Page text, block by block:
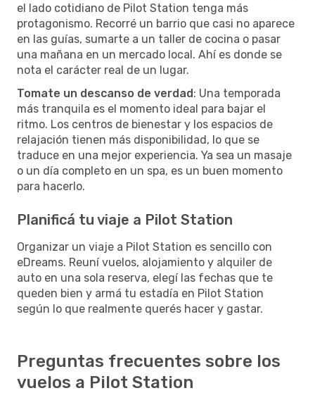
el lado cotidiano de Pilot Station tenga más
protagonismo. Recorré un barrio que casi no aparece
en las guías, sumarte a un taller de cocina o pasar
una mañana en un mercado local. Ahí es donde se
nota el carácter real de un lugar.
Tomate un descanso de verdad: Una temporada
más tranquila es el momento ideal para bajar el
ritmo. Los centros de bienestar y los espacios de
relajación tienen más disponibilidad, lo que se
traduce en una mejor experiencia. Ya sea un masaje
o un día completo en un spa, es un buen momento
para hacerlo.
Planificá tu viaje a Pilot Station
Organizar un viaje a Pilot Station es sencillo con
eDreams. Reuní vuelos, alojamiento y alquiler de
auto en una sola reserva, elegí las fechas que te
queden bien y armá tu estadía en Pilot Station
según lo que realmente querés hacer y gastar.
Preguntas frecuentes sobre los
vuelos a Pilot Station